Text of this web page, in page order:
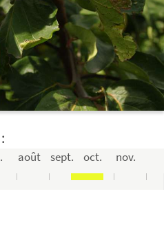
août sept. oct. nov.